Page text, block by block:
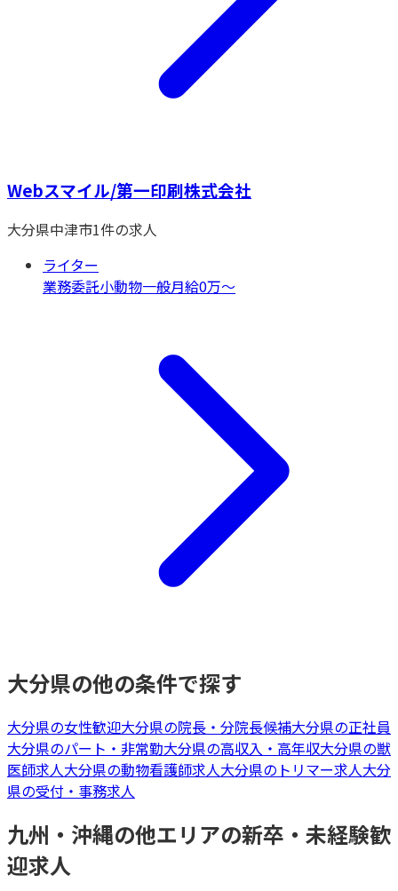
Webスマイル/第一印刷株式会社
大分県中津市1件の求人
ライター
業務委託小動物一般月給0万〜
大分県の他の条件で探す
大分県の女性歓迎大分県の院長・分院長候補大分県の正社員
大分県のパート・非常勤大分県の高収入・高年収大分県の獣
医師求人大分県の動物看護師求人大分県の トリマー求人大分
県の受付・事務求人
九州・沖縄の他エリアの新卒・未経験歓
迎求人